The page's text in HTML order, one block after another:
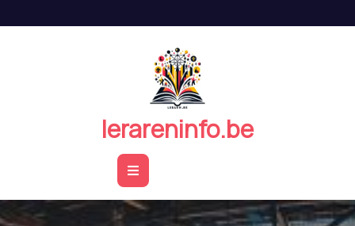
de
lerareninfo.be
Open
Button